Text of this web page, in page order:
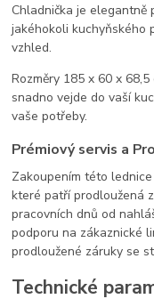
Chladnička je elegantně
jakéhokoli kuchyňského
vzhled.
Rozměry 185 x 60 x
snadno vejde do vaší
vaše potřeby.
Prémiový servis a
Zakoupením této
které patří prodloužená
pracovních dnů od
podporu na zákaznické
prodloužené záruky se
Technické